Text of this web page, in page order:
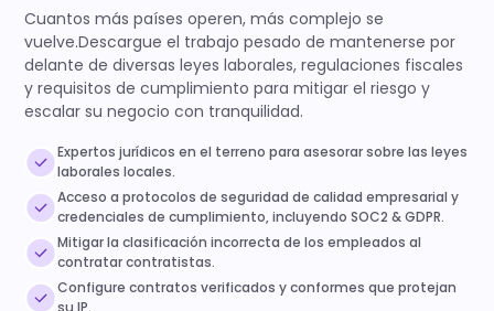
Cuantos más países operen, más complejo se
vuelve.Descargue el trabajo pesado de mantenerse por
delante de diversas leyes laborales, regulaciones fiscales
y requisitos de cumplimiento para mitigar el riesgo y
escalar su negocio con tranquilidad.
Expertos jurídicos en el terreno para asesorar sobre las leyes
laborales locales.
Acceso a protocolos de seguridad de calidad empresarial y
credenciales de cumplimiento, incluyendo SOC2 & GDPR.
Mitigar la clasificación incorrecta de los empleados al
contratar contratistas.
Configure contratos verificados y conformes que protejan